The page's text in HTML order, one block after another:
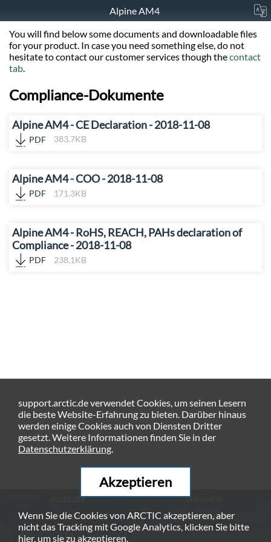
Alpine AM4
You will find below some documents and downloadable files
for your product. In case you need something else, do not
hesitate to contact our customer services though thecontact
tab.
Compliance-Dokumente
Alpine AM4 - CE Declaration - 2018-11-08
PDF 383.7KB
Alpine AM4 - COO - 2018-11-08
PDF 171.3KB
Alpine AM4 - RoHS, REACH, PAHs declaration of
Compliance - 2018-11-08
PDF 238.1KB
arctic.de
Garantie
Datenschutz
Impressum
© ARCTIC (HK) Ltd. - 2026
support.arctic.de verwendet Cookies, um seinen Lesern
die beste Website-Erfahrung zu bieten. Darüber hinaus
werden einige Cookies auch von Diensten Dritter
gesetzt. Weitere Informationen finden Sie in der
Datenschutzerklärung.
Akzeptieren
Wenn Sie die Cookies von ARCTIC akzeptieren, aber
nicht das Tracking mit Google Analytics, klicken Sie bitte
hier, um sie zu akzeptieren.